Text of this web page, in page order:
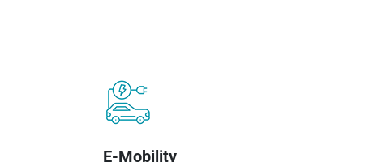
E-Mobility